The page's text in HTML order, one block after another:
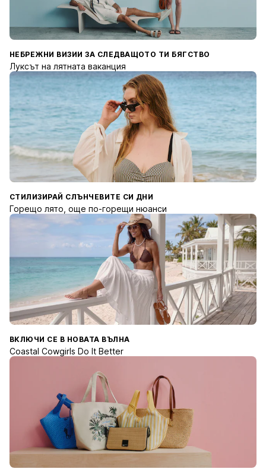
НЕБРЕЖНИ ВИЗИИ ЗА СЛЕДВАЩОТО ТИ БЯГСТВО
Луксът на лятната ваканция
СТИЛИЗИРАЙ СЛЪНЧЕВИТЕ СИ ДНИ
Горещо лято, още по-горещи нюанси
ВКЛЮЧИ СЕ В НОВАТА ВЪЛНА
Coastal Cowgirls Do It Better